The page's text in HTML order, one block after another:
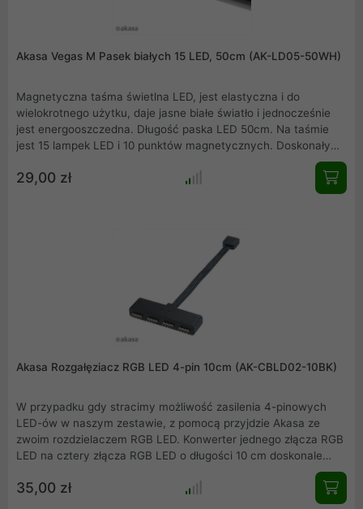
Akasa Vegas M Pasek białych 15 LED, 50cm (AK-LD05-50WH)
Magnetyczna taśma świetlna LED, jest elastyczna i do
wielokrotnego użytku, daje jasne białe światło i jednocześnie
jest energooszczedna. Długość paska LED 50cm. Na taśmie
jest 15 lampek LED i 10 punktów magnetycznych. Doskonały
wyglądający sprzęt gamingowy.
29,00 zł
Akasa Rozgałęziacz RGB LED 4-pin 10cm (AK-CBLD02-10BK)
W przypadku gdy stracimy możliwość zasilenia 4-pinowych
LED-ów w naszym zestawie, z pomocą przyjdzie Akasa ze
zwoim rozdzielaczem RGB LED. Konwerter jednego złącza RGB
LED na cztery złącza RGB LED o długości 10 cm doskonale
posłuży aplikacja lub z płyty głownej.
35,00 zł